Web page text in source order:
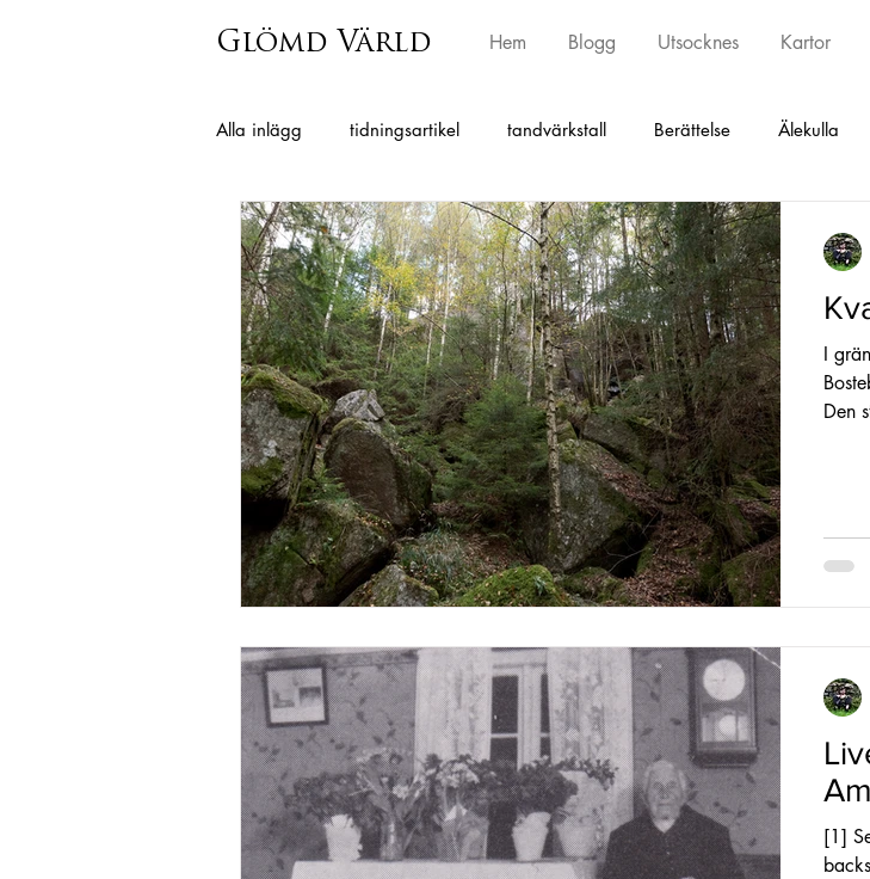
Glömd Värld Hem Blogg Utsocknes Kartor
Alla inlägg tidningsartikel tandvärkstall Berättelse Älekulla
Grimmared Istorp Horred Torestorp Öxabäck
Berghem Hajom Surteby och Kattunga Sätila Tostared
Charlotta Andersson Sandberg Undantagskontrakt Äldsta artikeln
Folkminnen från Skephult
I
Den
[1]